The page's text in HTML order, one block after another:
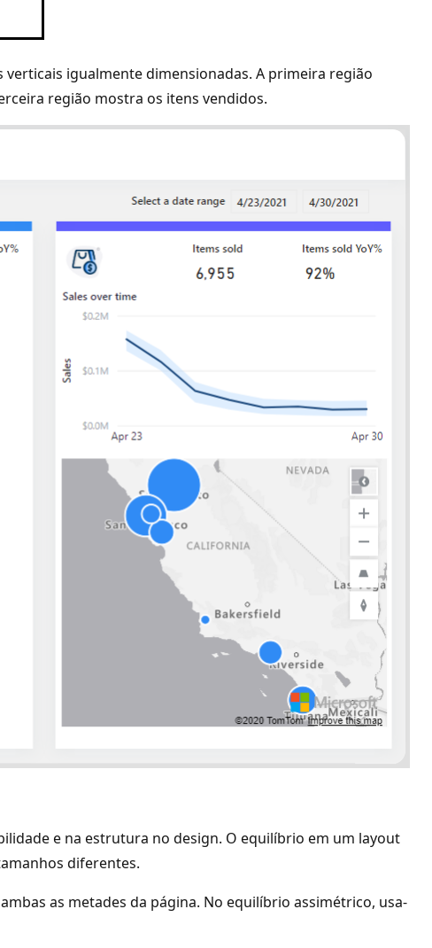
igualmente dimensionadas. A primeira região
região mostra os itens vendidos.
e na estrutura no design. O equilíbrio em um layout
diferentes.
as metades da página. No equilíbrio assimétrico, usa-